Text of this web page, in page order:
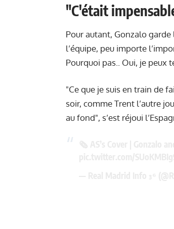
"C'était
Pour autant, Gonzalo
l’équipe, peu importe
Pourquoi pas.. Oui, je peux
"Ce que je suis en train de
soir, comme Trent l’autre
au fond", s’est réjoui